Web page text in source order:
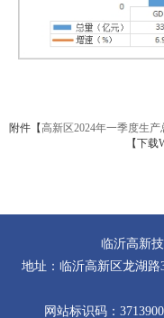
附件【高新区2024年一季度生
【下载
临沂高新
地址：临沂高新区龙湖
网站标识码：